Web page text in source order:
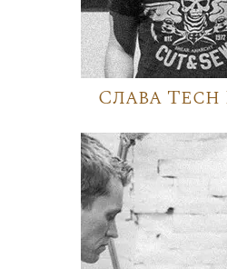
Слава